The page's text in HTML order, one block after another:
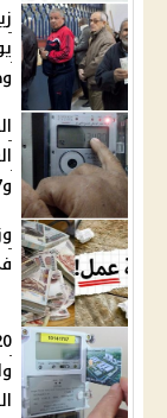
و7 مستندات
في 11